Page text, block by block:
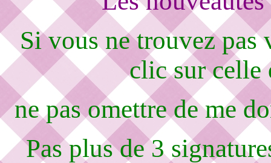
Si vous ne trouvez pas
clic sur celle
ne pas omettre de me
Pas plus de 3